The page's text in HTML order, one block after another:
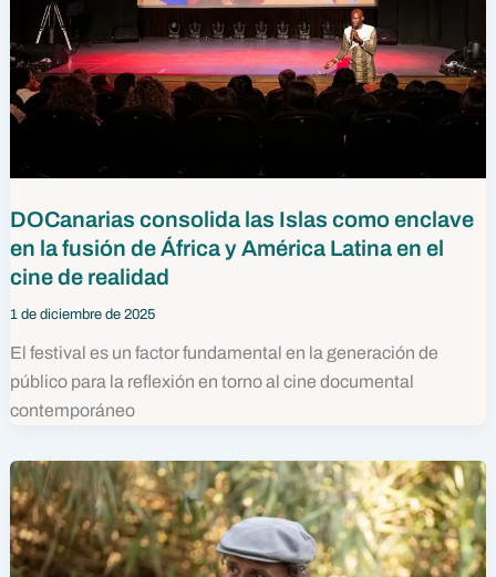
DOCanarias consolida las Islas como enclave
en la fusión de África y América Latina en el
cine de realidad
1 de diciembre de 2025
El festival es un factor fundamental en la generación de
público para la reflexión en torno al cine documental
contemporáneo